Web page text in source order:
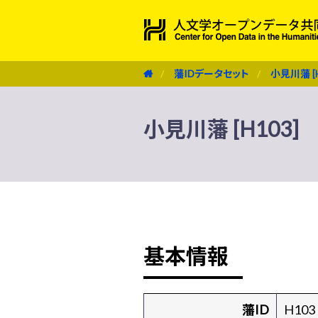
藩IDデータセット 小見川藩
小見川藩 [H103]
基本情報
藩ID H103